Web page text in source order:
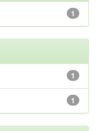
1
1
1